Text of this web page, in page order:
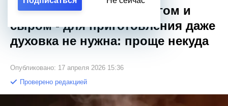
Рецепт лепешек с творогом и
сыром - для приготовления даже
духовка не нужна: проще некуда
Опубликовано: 17 апреля 2026 15:36
Проверено редакцией